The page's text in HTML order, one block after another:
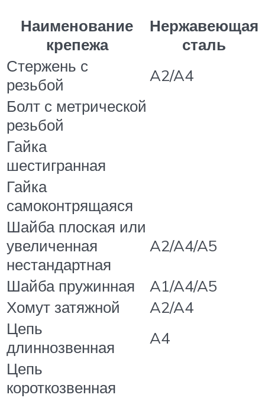
Наименование
крепежа
Нержавеющая
сталь
Стержень с
резьбой
A2/A4
Болт с метрической
резьбой
Гайка
шестигранная
Гайка
самоконтрящаяся
Шайба плоская или
увеличенная
нестандартная
A2/A4/A5
Шайба пружинная
A1/A4/A5
Хомут затяжной
A2/A4
Цепь
длиннозвенная
A4
Цепь
короткозвенная